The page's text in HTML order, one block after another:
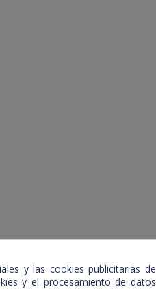
y las cookies publicitarias de
y el procesamiento de datos